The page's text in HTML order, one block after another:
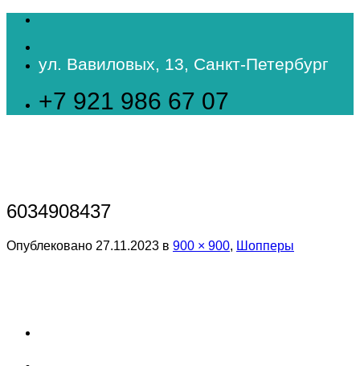
Skip
content
ул. Вавиловых, 13, Санкт-Петербург
+7 921 986 67 07
6034908437
Опублековано 27.11.2023 в 900 × 900, Шопперы